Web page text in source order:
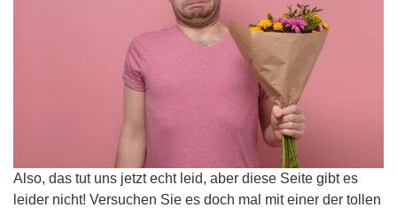
Also, das tut uns jetzt echt leid, aber diese Seite gibt es
leider nicht! Versuchen Sie es doch mal mit einer der tollen